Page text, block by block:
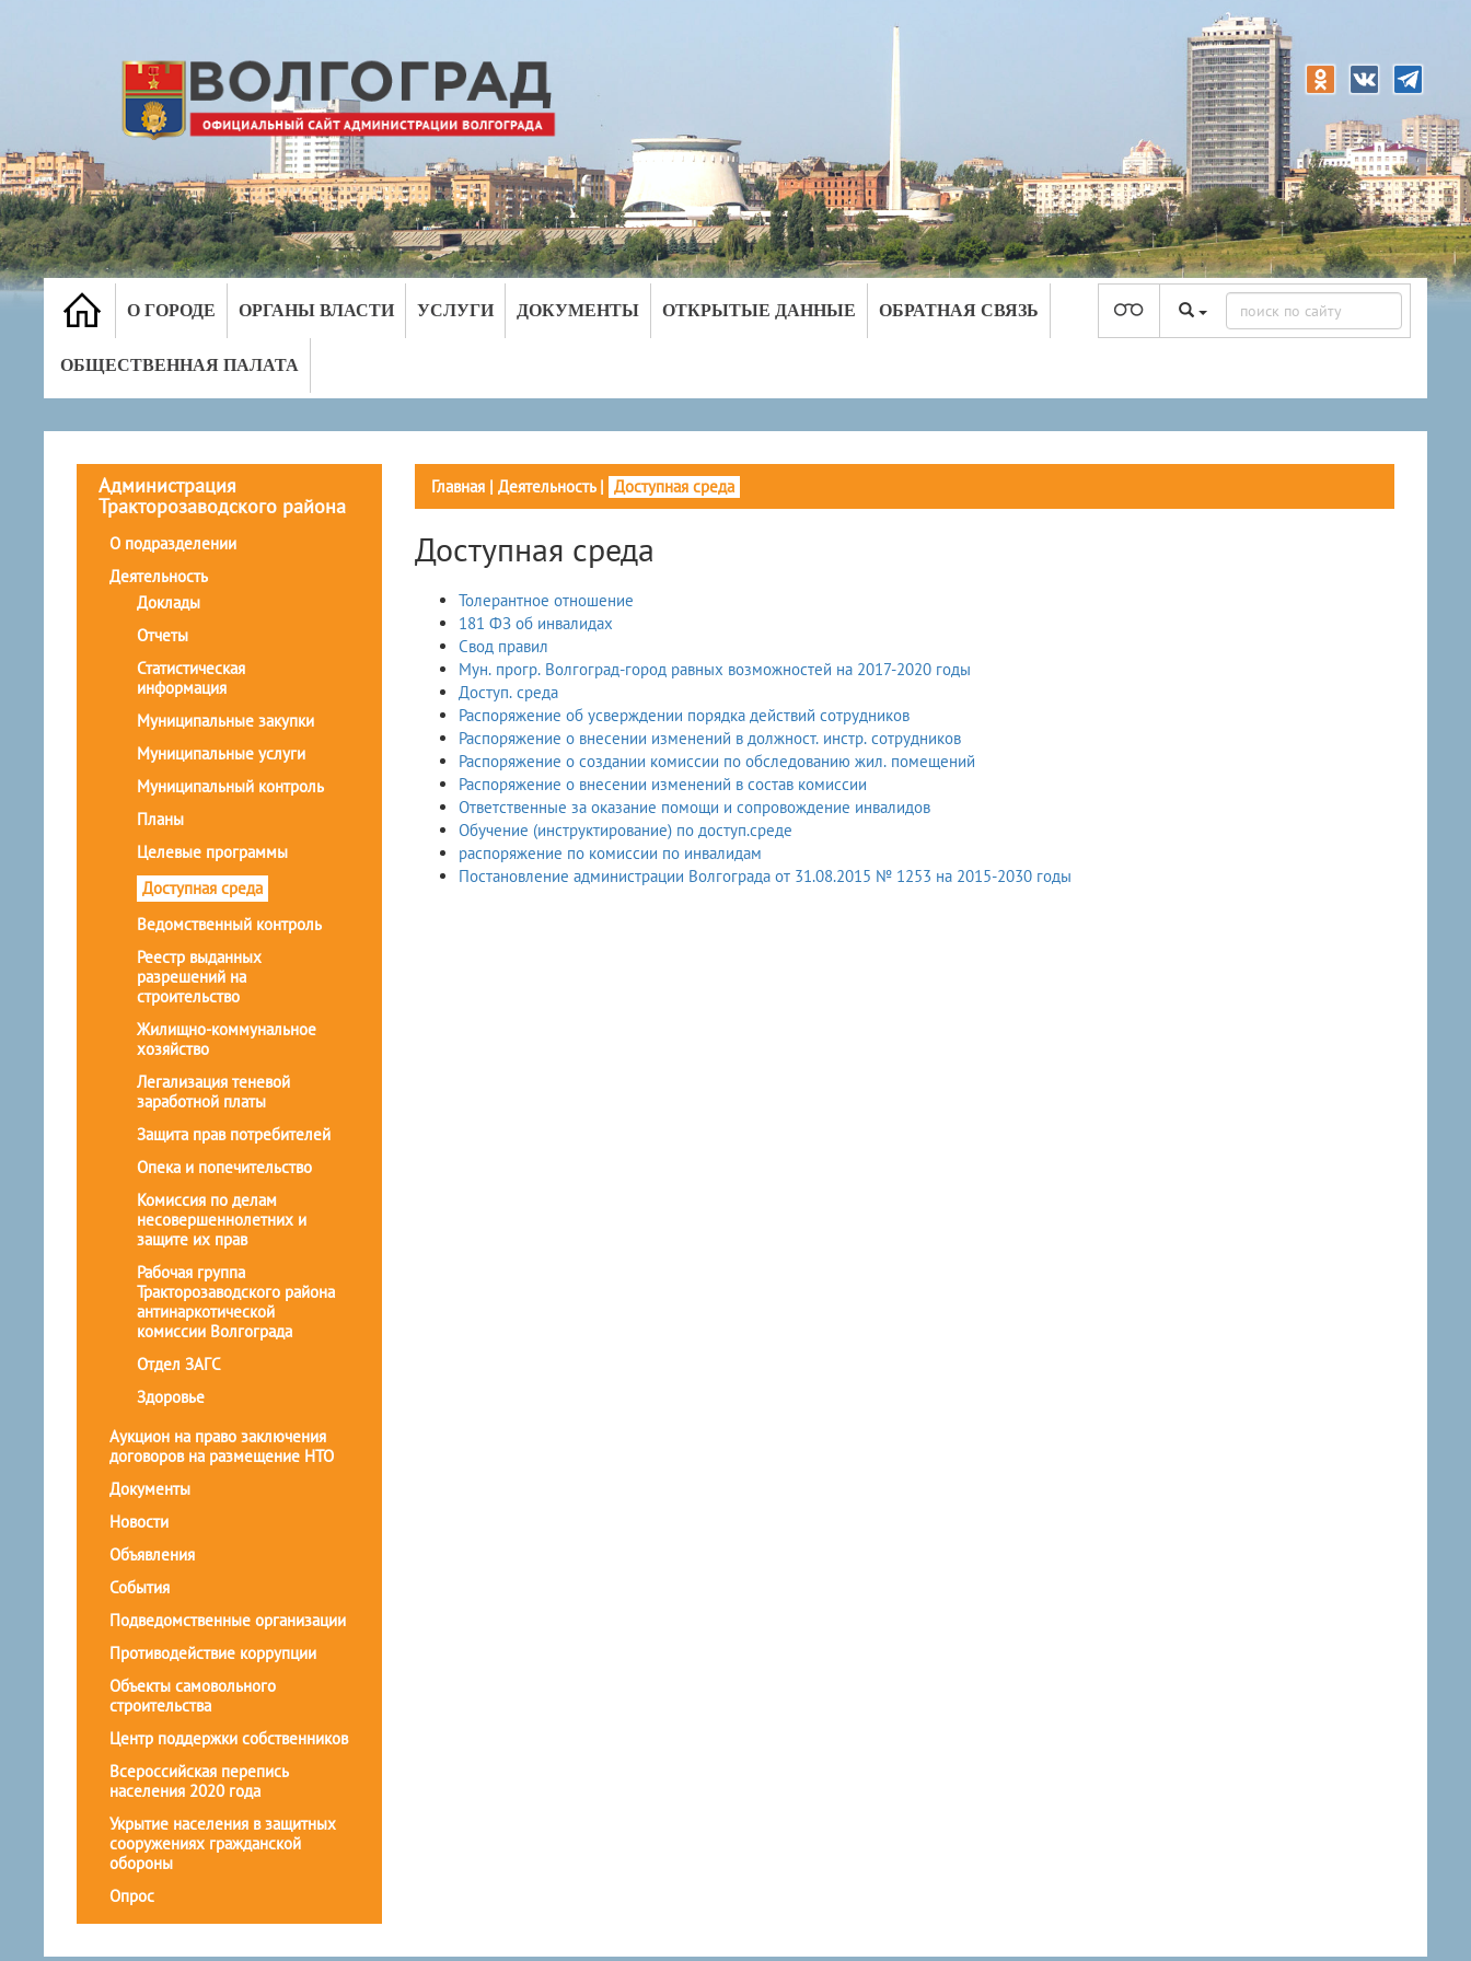
О ГОРОДЕ ОРГАНЫ ВЛАСТИ УСЛУГИ ДОКУМЕНТЫ ОТКРЫТЫЕ ДАННЫЕ ОБРАТНАЯ СВЯЗЬ
ОБЩЕСТВЕННАЯ ПАЛАТА
Администрация
Тракторозаводского района
О подразделении
Деятельность
Доклады
Отчеты
Статистическая
информация
Муниципальные закупки
Муниципальные услуги
Муниципальный контроль
Планы
Целевые программы
Доступная среда
Ведомственный контроль
Реестр выданных
разрешений на
строительство
Жилищно-коммунальное
хозяйство
Легализация теневой
заработной платы
Защита прав потребителей
Опека и попечительство
Комиссия по делам
несовершеннолетних и
защите их прав
Рабочая группа
Тракторозаводского района
антинаркотической
комиссии Волгограда
Отдел ЗАГС
Здоровье
Аукцион на право заключения
договоров на размещение НТО
Документы
Новости
Объявления
События
Подведомственные организации
Противодействие коррупции
Объекты самовольного
строительства
Центр поддержки собственников
Всероссийская перепись
населения 2020 года
Укрытие населения в защитных
сооружениях гражданской
обороны
Опрос
Главная| Деятельность| Доступная среда
Доступная среда
Толерантное отношение
181 ФЗ об инвалидах
Свод правил
Мун. прогр. Волгоград-город равных возможностей на 2017-2020 годы
Доступ. среда
Распоряжение об усверждении порядка действий сотрудников
Распоряжение о внесении изменений в должност. инстр. сотрудников
Распоряжение о создании комиссии по обследованию жил. помещений
Распоряжение о внесении изменений в состав комиссии
Ответственные за оказание помощи и сопровождение инвалидов
Обучение (инструктирование) по доступ.среде
распоряжение по комиссии по инвалидам
Постановление администрации Волгограда от 31.08.2015 № 1253 на 2015-2030 годы